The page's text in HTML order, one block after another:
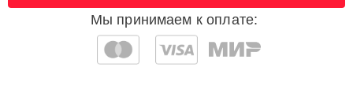
Мы принимаем к оплате: